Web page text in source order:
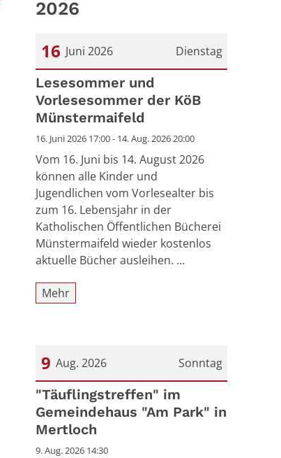
2026
Dienstag
16 Juni 2026
Datum: 16. Juni 2026
Lesesommer und
Vorlesesommer der KöB
Münstermaifeld
16. Juni 2026 17:00 - 14. Aug. 2026 20:00
Vom 16. Juni bis 14. August 2026
können alle Kinder und
Jugendlichen vom Vorlesealter bis
zum 16. Lebensjahr in der
Katholischen Öffentlichen Bücherei
Münstermaifeld wieder kostenlos
aktuelle Bücher ausleihen. ...
Mehr
Sonntag
9 Aug. 2026
Datum: 9. August 2026
"Täuflingstreffen" im
Gemeindehaus "Am Park" in
Mertloch
9. Aug. 2026 14:30